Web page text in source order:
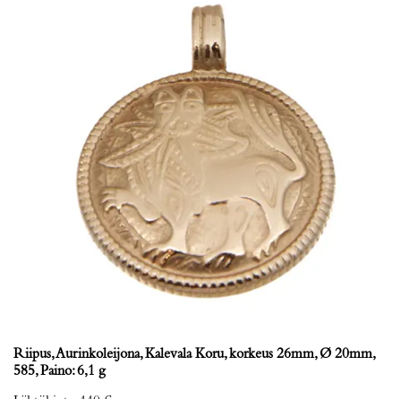
Riipus, Aurinkoleijona, Kalevala Koru, korkeus 26mm, Ø 20mm,
585, Paino: 6,1 g